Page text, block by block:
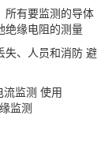
所有要监测的导体
绝缘电阻的测量
失、人员和消防 避
流监测 使用
监测